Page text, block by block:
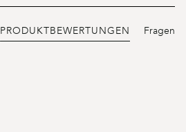
PRODUKTBEWERTUNGEN Fragen